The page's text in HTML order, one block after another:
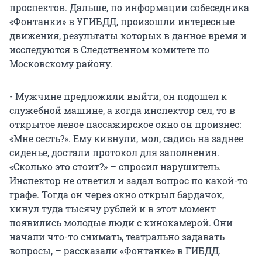
проспектов. Дальше, по информации собеседника
«Фонтанки» в УГИБДД, произошли интересные
движения, результаты которых в данное время и
исследуются в Следственном комитете по
Московскому району.
- Мужчине предложили выйти, он подошел к
служебной машине, а когда инспектор сел, то в
открытое левое пассажирское окно он произнес:
«Мне сесть?». Ему кивнули, мол, садись на заднее
сиденье, достали протокол для заполнения.
«Сколько это стоит?» – спросил нарушитель.
Инспектор не ответил и задал вопрос по какой-то
графе. Тогда он через окно открыл бардачок,
кинул туда тысячу рублей и в этот момент
появились молодые люди с кинокамерой. Они
начали что-то снимать, театрально задавать
вопросы, – рассказали «Фонтанке» в ГИБДД.